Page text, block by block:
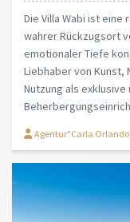
Die Villa Wabi ist
wahrer Rückzugsort
emotionaler Tiefe
Liebhaber von
Nutzung als
Agentur"Carla Orlando